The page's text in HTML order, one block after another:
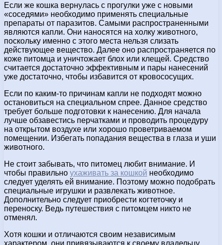
Если же кошка вернулась с прогулки уже с новыми
«соседями» необходимо применять специальные
препараты от паразитов. Самыми распространенными
являются капли. Они наносятся на холку животного,
поскольку именно с этого места нельзя слизать
действующее вещество. Далее оно распространяется по
коже питомца и уничтожает блох или клещей. Средство
считается достаточно эффективным и пары нанесений
уже достаточно, чтобы избавится от кровососущих.
Если по каким-то причинам капли не подходят можно
остановиться на специальном спрее. Данное средство
требует больше подготовки к нанесению. Для начала
лучше обзавестись перчатками и проводить процедуру
на открытом воздухе или хорошо проветриваемом
помещении. Избегать попадания вещества в глаза и уши
животного.
Не стоит забывать, что питомец любит внимание. И
чтобы правильно ухаживать за кошкой необходимо
следует уделять ей внимание. Поэтому можно подобрать
специальные игрушки и развлекать животное.
Дополнительно следует приобрести когтеточку и
переноску. Ведь путешествия с питомцем никто не
отменял.
Хотя кошки и отличаются своим независимым
характером, они привязываются к своему владельцу.